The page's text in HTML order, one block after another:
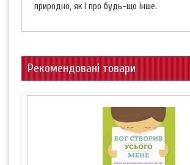
природно, як і про будь-що інше.
Рекомендовані товари